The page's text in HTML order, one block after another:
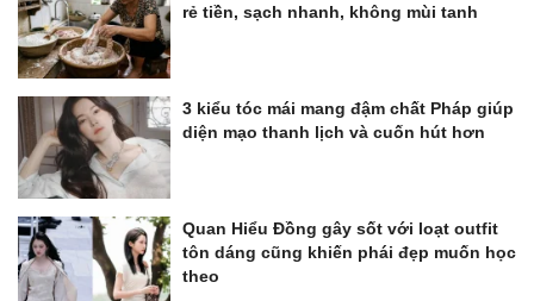
rẻ tiền, sạch nhanh, không mùi tanh
3 kiểu tóc mái mang đậm chất Pháp giúp
diện mạo thanh lịch và cuốn hút hơn
Quan Hiểu Đồng gây sốt với loạt outfit
tôn dáng cũng khiến phái đẹp muốn học
theo